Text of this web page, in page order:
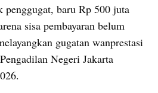
penggugat, baru Rp 500 juta
sisa pembayaran belum
gugatan wanprestasi
Negeri Jakarta